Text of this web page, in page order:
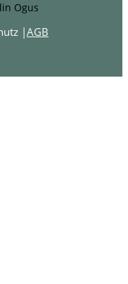
Ogus
|AGB